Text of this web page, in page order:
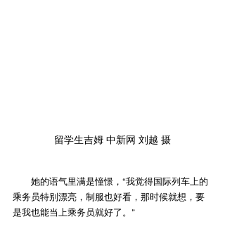
留学生吉姆 中新网 刘越 摄
她的语气里满是憧憬，“我觉得国际列车上的
乘务员特别漂亮，制服也好看，那时候就想，要
是我也能当上乘务员就好了。”